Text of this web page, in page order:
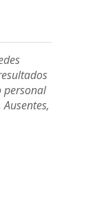
personal